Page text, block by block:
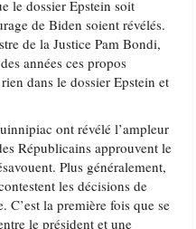
le dossier Epstein soit
de Biden soient révélés.
de la Justice Pam Bondi,
années ces propos
dans le dossier Epstein et
ont révélé l’ampleur
Républicains approuvent le
Plus généralement,
les décisions de
C’est la première fois que se
le président et une